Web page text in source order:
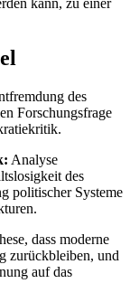
kann, zu einer
des
Forschungsfrage
Analyse
des
politischer Systeme
dass moderne
zurückbleiben, und
auf das